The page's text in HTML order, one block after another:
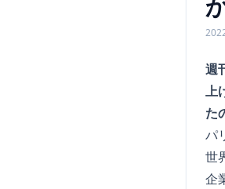
週
上
た
パ
世
企